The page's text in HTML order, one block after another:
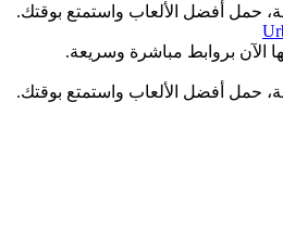
حمل أفضل الألعاب واستمتع بوقتك.
حمل أفضل الألعاب واستمتع بوقتك.